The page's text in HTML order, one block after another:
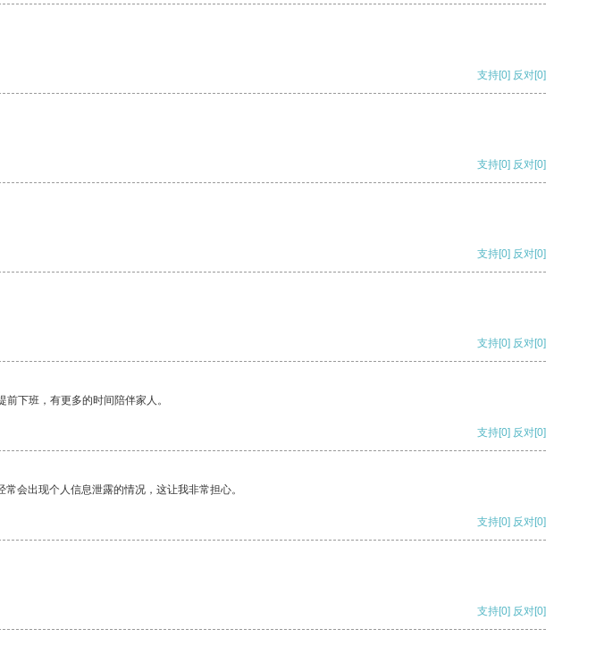
支持[0] 反对[0]
支持[0] 反对[0]
支持[0] 反对[0]
支持[0] 反对[0]
下班，有更多的时间陪伴家人。
支持[0] 反对[0]
会出现个人信息泄露的情况，这让我非常担心。
支持[0] 反对[0]
支持[0] 反对[0]